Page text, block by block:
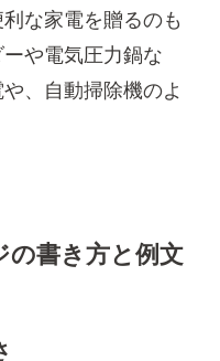
な家電を贈るのも
や電気圧力鍋な
、自動掃除機のよ
の書き方と例文